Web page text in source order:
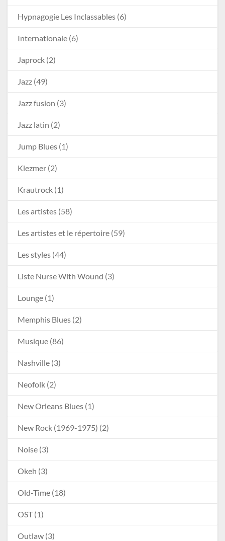
Hypnagogie Les Inclassables (6)
Internationale (6)
Japrock (2)
Jazz (49)
Jazz fusion (3)
Jazz latin (2)
Jump Blues (1)
Klezmer (2)
Krautrock (1)
Les artistes (58)
Les artistes et le répertoire (59)
Les styles (44)
Liste Nurse With Wound (3)
Lounge (1)
Memphis Blues (2)
Musique (86)
Nashville (3)
Neofolk (2)
New Orleans Blues (1)
New Rock (1969-1975) (2)
Noise (3)
Okeh (3)
Old-Time (18)
OST(1)
Outlaw (3)